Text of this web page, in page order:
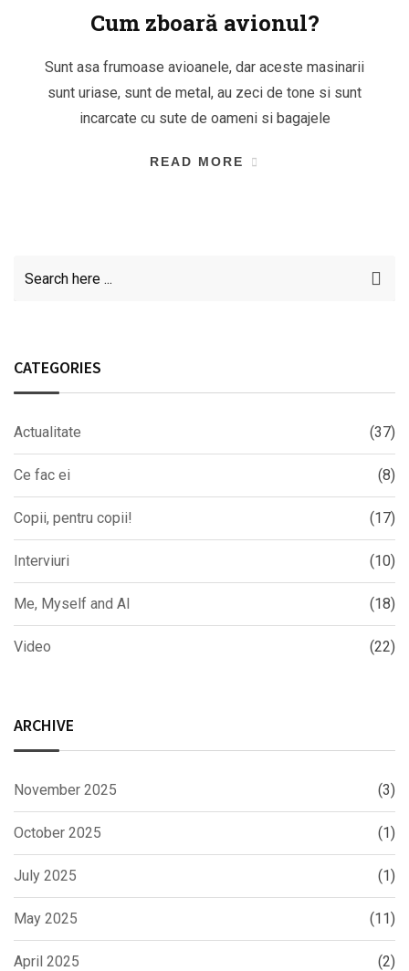
Cum zboară avionul?
Sunt asa frumoase avioanele, dar aceste masinarii
sunt uriase, sunt de metal, au zeci de tone si sunt
incarcate cu sute de oameni si bagajele
READ MORE
CATEGORIES
Actualitate (37)
Ce fac ei (8)
Copii, pentru copii! (17)
Interviuri (10)
Me, Myself and AI (18)
Video (22)
ARCHIVE
November 2025 (3)
October 2025 (1)
July 2025 (1)
May 2025 (11)
April 2025 (2)